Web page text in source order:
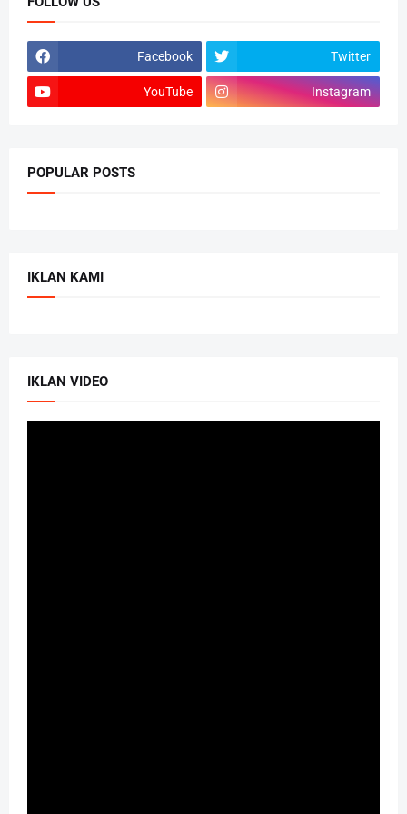
Facebook Twitter
YouTube Instagram
POPULAR POSTS
IKLAN KAMI
IKLAN VIDEO